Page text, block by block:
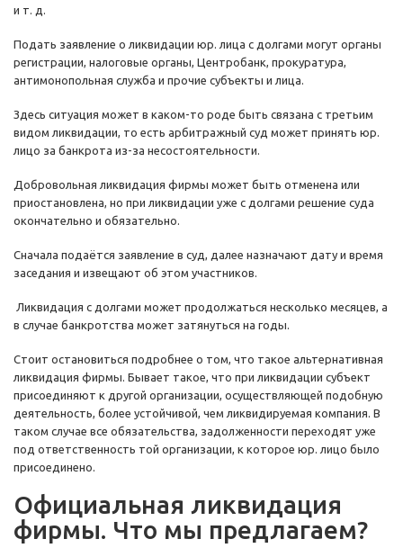
и т. д.
Подать заявление о ликвидации юр. лица с долгами могут органы
регистрации, налоговые органы, Центробанк, прокуратура,
антимонопольная служба и прочие субъекты и лица.
Здесь ситуация может в каком-то роде быть связана с третьим
видом ликвидации, то есть арбитражный суд может принять юр.
лицо за банкрота из-за несостоятельности.
Добровольная ликвидация фирмы может быть отменена или
приостановлена, но при ликвидации уже с долгами решение суда
окончательно и обязательно.
Сначала подаётся заявление в суд, далее назначают дату и время
заседания и извещают об этом участников.
Ликвидация с долгами может продолжаться несколько месяцев, а
в случае банкротства может затянуться на годы.
Стоит остановиться подробнее о том, что такое альтернативная
ликвидация фирмы. Бывает такое, что при ликвидации субъект
присоединяют к другой организации, осуществляющей подобную
деятельность, более устойчивой, чем ликвидируемая компания. В
таком случае все обязательства, задолженности переходят уже
под ответственность той организации, к которое юр. лицо было
присоединено.
Официальная ликвидация
фирмы. Что мы предлагаем?